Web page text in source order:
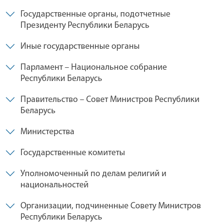
Государственные органы, подотчетные
Президенту Республики Беларусь
Иные государственные органы
Парламент – Национальное собрание
Республики Беларусь
Правительство – Совет Министров Республики
Беларусь
Министерства
Государственные комитеты
Уполномоченный по делам религий и
национальностей
Организации, подчиненные Совету Министров
Республики Беларусь